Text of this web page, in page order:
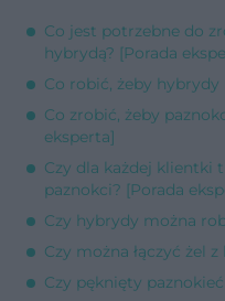
Co jest potrzebne do
hybrydą? [Porada
Co robić, żeby hybrydy
Co zrobić, żeby
eksperta]
Czy dla każdej klientki
paznokci? [Porada
Czy hybrydy można
Czy można łączyć żel
Czy pęknięty